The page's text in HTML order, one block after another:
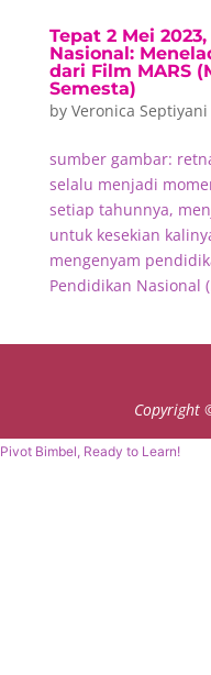
Tepat 2 Mei
Nasional:
dari Film MARS
Semesta)
by Veronica Septiyani
sumber gambar:
selalu menjadi
setiap tahunnya,
untuk kesekian
mengenyam
Pendidikan Nasional
Copyright
Pivot Bimbel, Ready to Learn!